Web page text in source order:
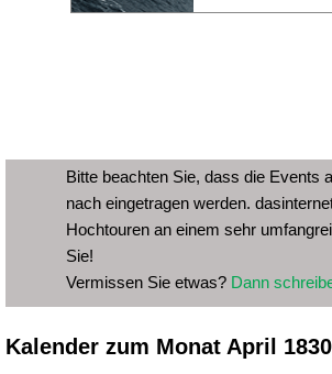
Bitte beachten Sie, dass die Events
nach eingetragen werden.
Hochtouren an einem sehr
Sie!
Vermissen Sie etwas? Dann
Kalender zum Monat April 1830